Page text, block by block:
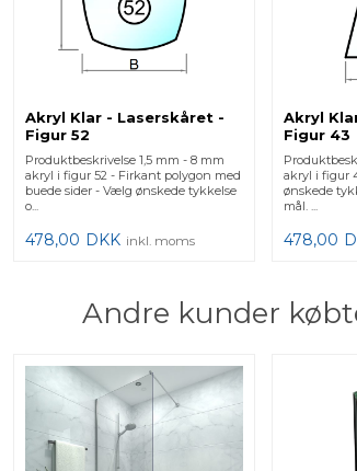
Akryl Klar - Laserskåret -
Figur 52
Produktbeskrivelse 1,5 mm - 8 mm
akryl i figur 52 - Firkant polygon med
buede sider - Vælg ønskede tykkelse
o...
478,00 DKK inkl. moms
Akryl
Figur 43
akryl i figur
ønskede
mål. ...
478,00
Andre kunder